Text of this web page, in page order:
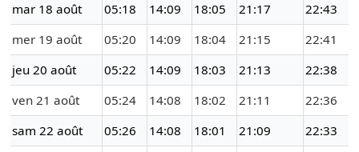
mar 18 août
05:18 14:09 18:05 21:17
22:43
mer 19 août
05:20 14:09 18:04 21:15
22:41
jeu 20 août
05:22 14:09 18:03 21:13
22:38
ven 21 août
05:24 14:08 18:02 21:11
22:36
sam 22 août
05:26 14:08 18:01 21:09
22:33